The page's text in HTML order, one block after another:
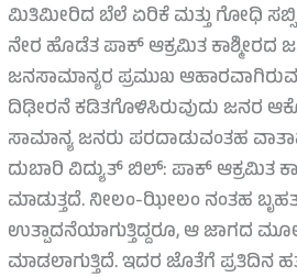
ಮಿತಿಮೀರಿದ ಬೆಲೆ ಏರಿಕೆ ಮತ್ತು ಗೋಧಿ ಸಬ್ಸಿಡಿ
ನೇರ ಹೊಡೆತ ಪಾಕ್ ಆಕ್ರಮಿತ
ಜನಸಾಮಾನ್ಯರ ಪ್ರಮುಖ
ದಿಢೀರನೆ ಕಡಿತಗೊಳಿಸಿರುವುದು ಜನರ
ಸಾಮಾನ್ಯ ಜನರು ಪರದಾಡುವಂತಹ
ದುಬಾರಿ ವಿದ್ಯುತ್ ಬಿಲ್: ಪಾಕ್ ಆಕ್ರಮಿತ
ಮಾಡುತ್ತದೆ. ನೀಲಂ-ಝೀಲಂ ನಂತಹ
ಉತ್ಪಾದನೆಯಾಗುತ್ತಿದ್ದರೂ, ಆ ಜಾಗದ
ಮಾಡಲಾಗುತ್ತಿದೆ. ಇದರ ಜೊತೆಗೆ ಪ್ರತಿದಿನ